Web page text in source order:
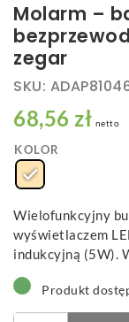
Molarm –
zegar
SKU:
68,56 zł netto
KOLOR
Wielofunkcyjny
wyświetlaczem
indukcyjną (5W).
Produkt